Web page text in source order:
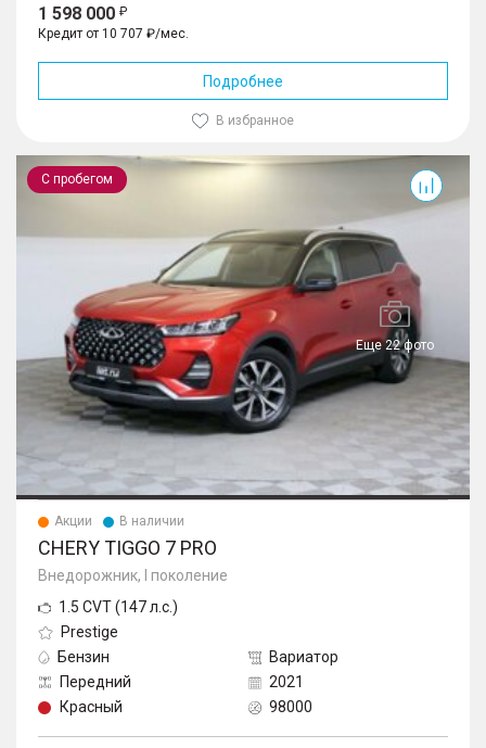
1 598 000
Кредит от 10 707 ₽/мес.
Подробнее
В избранное
С пробегом
Еще 22 фото
Tiggo 7 Pro
Акции В наличии
CHERY TIGGO 7 PRO
Внедорожник, I поколение
1.5 CVT (147 л.с.)
Prestige
Бензин
Вариатор
Передний
2021
Красный
98000